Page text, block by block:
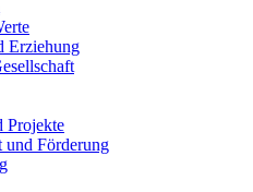
Erziehung
Projekte
und Förderung